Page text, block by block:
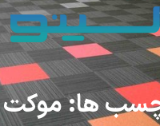
ها: موکت